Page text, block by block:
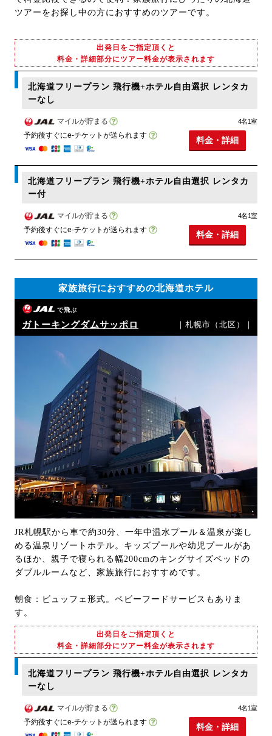
ツアーをお探し中の方におすすめのツアーです。
出発日をご指定頂くと
料金・詳細部分にツアー料金が表示されます
北海道フリープラン 飛行機+ホテル自由選択 レンタカ
ーなし
マイルが貯まる
予約後すぐにe-チケットが送られます
4名1室
料金・詳細
北海道フリープラン 飛行機+ホテル自由選択 レンタカ
ー付
マイルが貯まる
予約後すぐにe-チケットが送られます
4名1室
料金・詳細
家族旅行におすすめの北海道ホテル
で飛ぶ
ガトーキングダムサッポロ ｜札幌市（北区）｜
JR札幌駅から車で約30分、一年中温水プール＆温泉が楽し
める温泉リゾートホテル。キッズプールや幼児プールがあ
るほか、親子で寝られる幅200cmのキングサイズベッドの
ダブルルームなど、家族旅行におすすめです。
朝食：ビュッフェ形式。ベビーフードサービスもありま
す。
出発日をご指定頂くと
料金・詳細部分にツアー料金が表示されます
北海道フリープラン 飛行機+ホテル自由選択 レンタカ
ーなし
マイルが貯まる
予約後すぐにe-チケットが送られます
4名1室
料金・詳細